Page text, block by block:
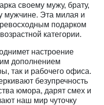
своему мужу, брату,
мужчине. Эта милая и
подарком
категории.
настроение
дополнением
так и рабочего офиса.
безупречность
юмора, дарят смех и
наш мир чуточку